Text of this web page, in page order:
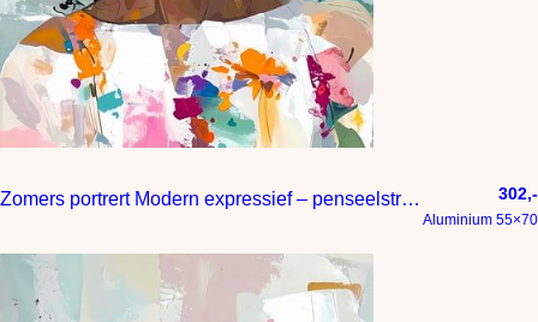
Zomers portrert Modern expressief – penseelstreken en abstracte kleurige vlakken 302,-
Aluminium 55×70